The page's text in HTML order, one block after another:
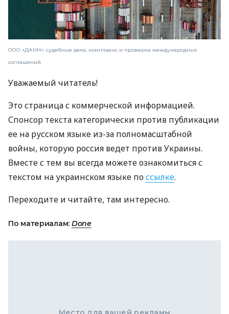
ООО «ДАНН»: судебные дела, комплаенс и проверка международных
соглашений
Уважаемый читатель!
Это страница с коммерческой информацией.
Спонсор текста категорически против публикации
ее на русском языке из-за полномасштабной
войны, которую россия ведет против Украины.
Вместе с тем вы всегда можете ознакомиться с
текстом на украинском языке поссылке.
Переходите и читайте, там интересно.
По материалам: Done